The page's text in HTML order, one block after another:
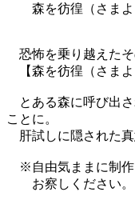
森を彷徨（さまよ
恐怖を乗り越えた
【森を彷徨（さまよ
とある森に呼び出さ
ことに。
肝試しに隠された真
※自由気ままに制作
お察しください。